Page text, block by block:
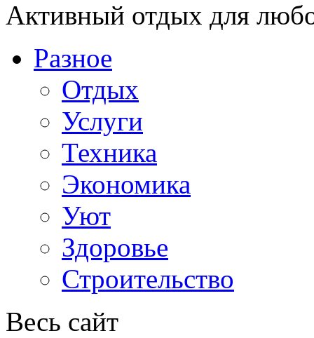
Активный отдых для
Разное
Отдых
Услуги
Техника
Экономика
Уют
Здоровье
Строительство
Весь сайт